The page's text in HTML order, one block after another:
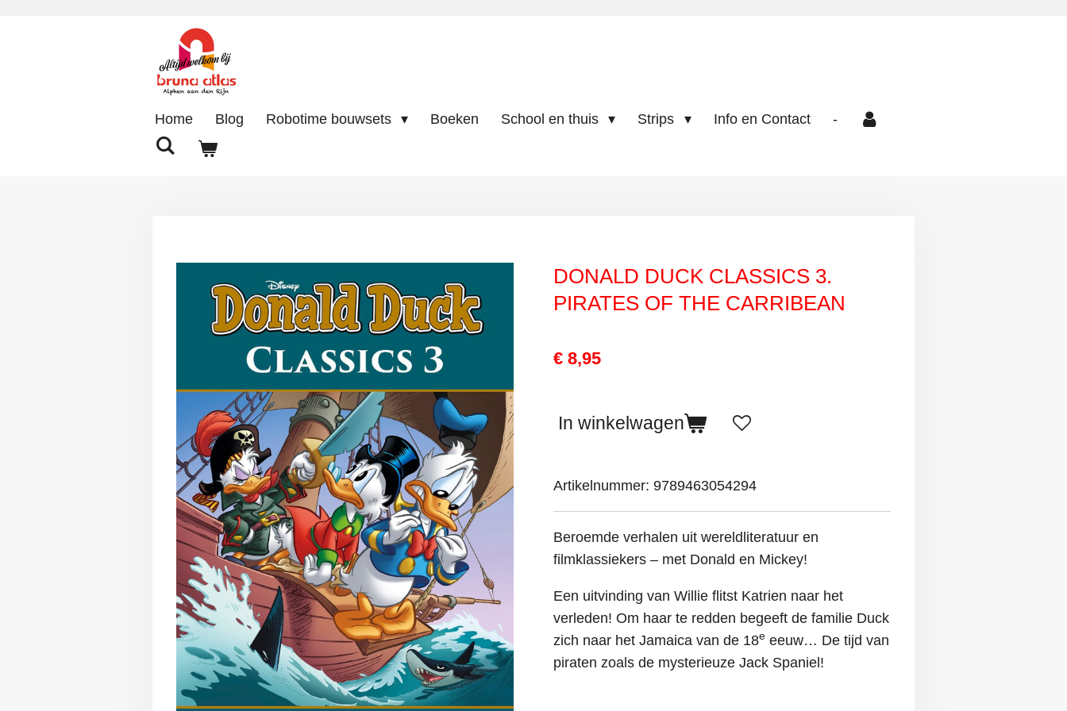
Home Blog Robotime bouwsets Boeken School en thuis Strips Info en Contact -
DONALD DUCK CLASSICS 3.
PIRATES OF THE CARRIBEAN
€ 8,95
In winkelwagen
Artikelnummer: 9789463054294
Beroemde verhalen uit wereldliteratuur en
filmklassiekers – met Donald en Mickey!
Een uitvinding van Willie flitst Katrien naar het
verleden! Om haar te redden begeeft de familie Duck
zich naar het Jamaica van de 18e eeuw… De tijd van
piraten zoals de mysterieuze Jack Spaniel!